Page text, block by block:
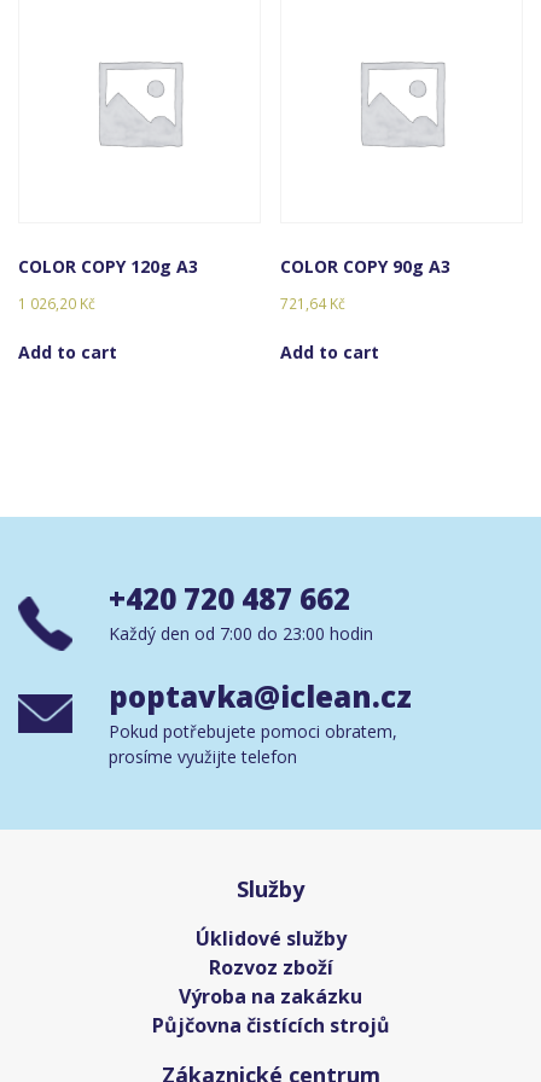
COLOR COPY 120g A3
1 026,20 Kč
Add to cart
COLOR COPY 90g A3
721,64Kč
Add to cart
+420 720 487 662
Každý den od 7:00 do 23:00 hodin
poptavka@iclean.cz
Pokud potřebujete pomoci obratem,
prosíme využijte telefon
Služby
Úklidové služby
Rozvoz zboží
Výroba na zakázku
Půjčovna čistících strojů
Zákaznické centrum